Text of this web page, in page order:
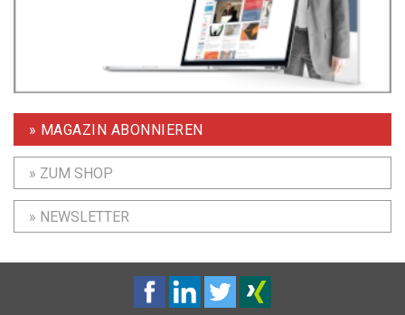
» MAGAZIN ABONNIEREN
» ZUM SHOP
» NEWSLETTER